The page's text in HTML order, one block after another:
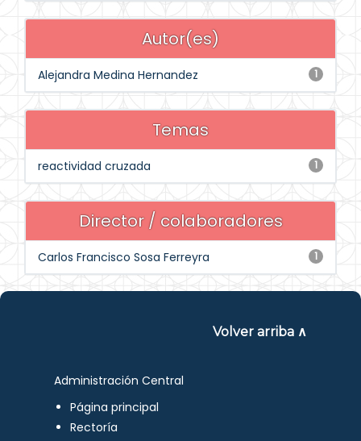
Autor(es)
1
Alejandra Medina Hernandez
Temas
1
reactividad cruzada
Director / colaboradores
1
Carlos Francisco Sosa Ferreyra
Volver arriba ∧
Administración Central
Página principal
Rectoría